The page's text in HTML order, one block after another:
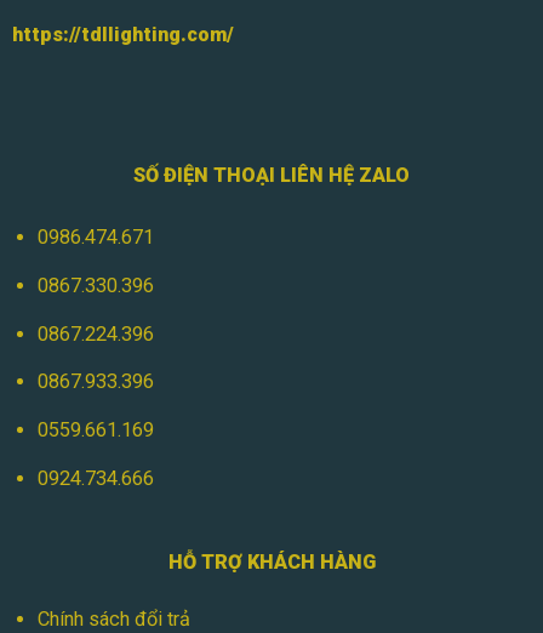
https://tdllighting.com/
SỐ ĐIỆN THOẠI LIÊN HỆ ZALO
0986.474.671
0867.330.396
0867.224.396
0867.933.396
0559.661.169
0924.734.666
HỖ TRỢ KHÁCH HÀNG
Chính sách đổi trả